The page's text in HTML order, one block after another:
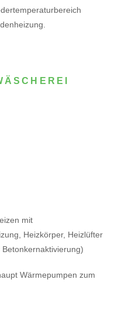
mit
Heizkörper, Heizlüfter
Wärmepumpen zum